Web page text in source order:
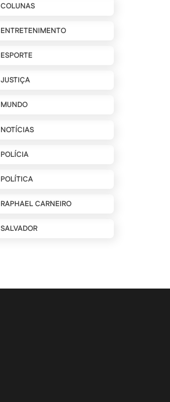
COLUNAS
ENTRETENIMENTO
ESPORTE
JUSTIÇA
MUNDO
NOTÍCIAS
POLÍCIA
POLÍTICA
RAPHAEL CARNEIRO
SALVADOR